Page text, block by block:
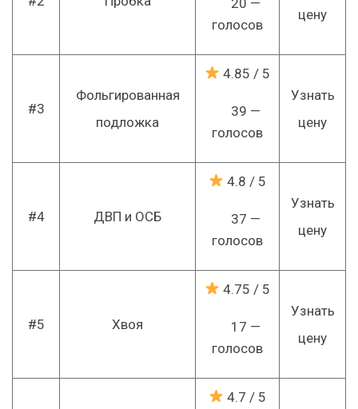
голосов
цену
#3
Фольгированная
подложка
4.85 / 5
39 —
голосов
Узнать
цену
#4 ДВП и ОСБ
4.8 / 5
37 —
голосов
Узнать
цену
#5 Хвоя
4.75 / 5
17 —
голосов
Узнать
цену
4.7 / 5